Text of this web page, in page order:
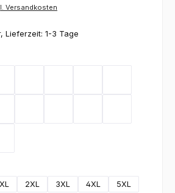
Versandkosten
Lieferzeit: 1-3 Tage
XL 2XL 3XL 4XL 5XL